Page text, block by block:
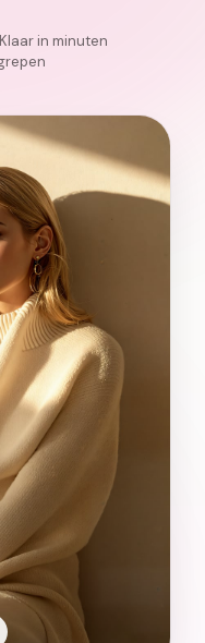
Klaar in minuten